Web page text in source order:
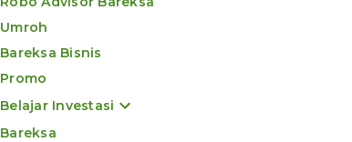
Umroh
Bareksa Bisnis
Promo
Belajar Investasi
Bareksa